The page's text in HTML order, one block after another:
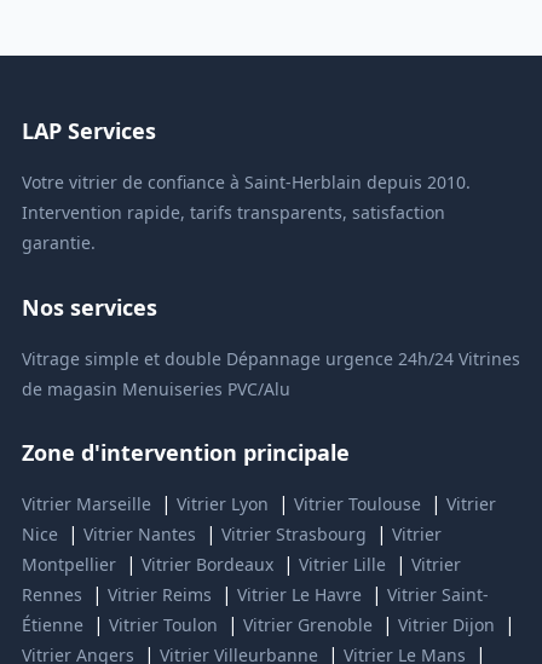
LAP Services
Votre vitrier de confiance à Saint-Herblain depuis 2010.
Intervention rapide, tarifs transparents, satisfaction
garantie.
Nos services
Vitrage simple et double Dépannage urgence 24h/24 Vitrines
de magasin Menuiseries PVC/Alu
Zone d'intervention principale
Vitrier Marseille | Vitrier Lyon | Vitrier Toulouse | Vitrier
Nice
| Vitrier Nantes | Vitrier Strasbourg | Vitrier
Montpellier | Vitrier Bordeaux | Vitrier Lille | Vitrier
Rennes
| Vitrier Reims | Vitrier Le Havre | Vitrier Saint-
Étienne
| Vitrier Toulon | Vitrier Grenoble | Vitrier Dijon |
Vitrier Angers | Vitrier Villeurbanne | Vitrier Le Mans |